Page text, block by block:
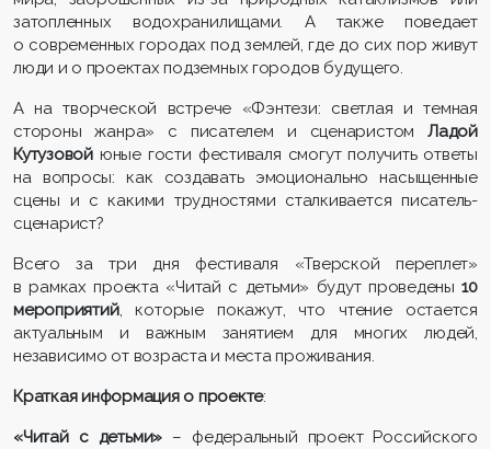
затопленных водохранилищами. А также поведает
о современных городах под землей, где до сих пор живут
люди и о проектах подземных городов будущего.
А на творческой встрече «Фэнтези: светлая и темная
стороны жанра» с писателем и сценаристомЛадой
Кутузовойюные гости фестиваля смогут получить ответы
на вопросы: как создавать эмоционально насыщенные
сцены и с какими трудностями сталкивается писатель-
сценарист?
Всего за три дня фестиваля «Тверской переплет»
в рамках проекта «Читай с детьми» будут проведены10
мероприятий, которые покажут, что чтение остается
актуальным и важным занятием для многих людей,
независимо от возраста и места проживания.
Краткая информация о проекте:
«Читай с детьми» – федеральный проект Российского